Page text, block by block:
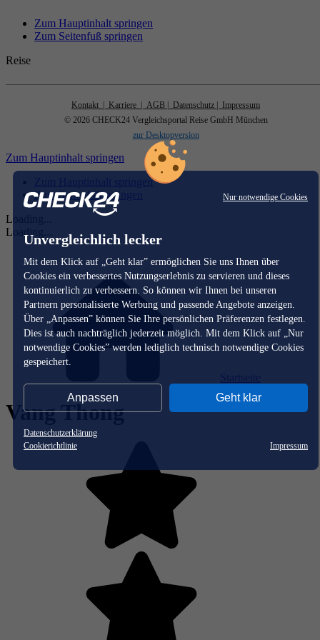
Nur notwendige Cookies
Unvergleichlich lecker
Mit dem Klick auf „Geht klar” ermöglichen Sie uns Ihnen über
Cookies ein verbessertes Nutzungserlebnis zu servieren und dieses
kontinuierlich zu verbessern. So können wir Ihnen bei unseren
Partnern personalisierte Werbung und passende Angebote anzeigen.
Über „Anpassen” können Sie Ihre persönlichen Präferenzen festlegen.
Dies ist auch nachträglich jederzeit möglich. Mit dem Klick auf „Nur
notwendige Cookies” werden lediglich technisch notwendige Cookies
gespeichert.
Anpassen Geht klar
Datenschutzerklärung
Cookierichtlinie
Impressum
Zum Hauptinhalt springen
Zum Seitenfuß springen
Reise
Kontakt | Karriere | AGB | Datenschutz
| Impressum
© 2026 CHECK24 Vergleichsportal Reise GmbH München
zur Desktopversion
Zum Hauptinhalt springen
Zum Hauptinhalt springen
Zum Seitenfuß springen
Loading...
Loading...
Vang Thong